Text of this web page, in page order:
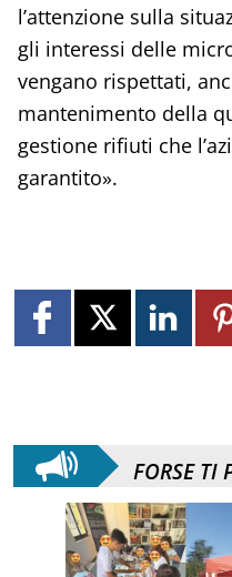
l’attenzione sulla
gli interessi delle
vengano rispettati,
mantenimento della
gestione rifiuti che
garantito».
FORSE TI